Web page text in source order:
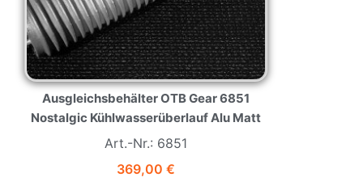
Ausgleichsbehälter OTB Gear 6851
Nostalgic Kühlwasserüberlauf Alu Matt
Art.-Nr.: 6851
369,00 €